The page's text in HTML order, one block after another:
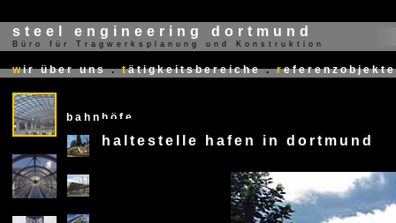
steel engineering dortmund
Büro für Tragwerksplanung und Konstruktion
wir über uns . tätigkeitsbereiche . referenzobjekte
bahnhöfe
X
haltestelle hafen in dortmund